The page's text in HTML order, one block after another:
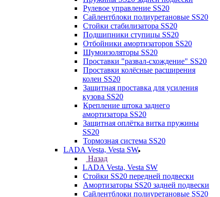
Рулевое управление SS20
Сайлентблоки полиуретановые SS20
Стойки стабилизатора SS20
Подшипники ступицы SS20
Отбойники амортизаторов SS20
Шумоизоляторы SS20
Проставки "развал-схождение" SS20
Проставки колёсные расширения
колеи SS20
Защитная проставка для усиления
кузова SS20
Крепление штока заднего
амортизатора SS20
Защитная оплётка витка пружины
SS20
Тормозная система SS20
LADA Vesta, Vesta SW
Назад
LADA Vesta, Vesta SW
Стойки SS20 передней подвески
Амортизаторы SS20 задней подвески
Сайлентблоки полиуретановые SS20